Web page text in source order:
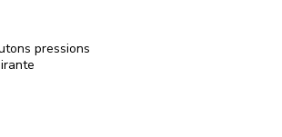
pressions